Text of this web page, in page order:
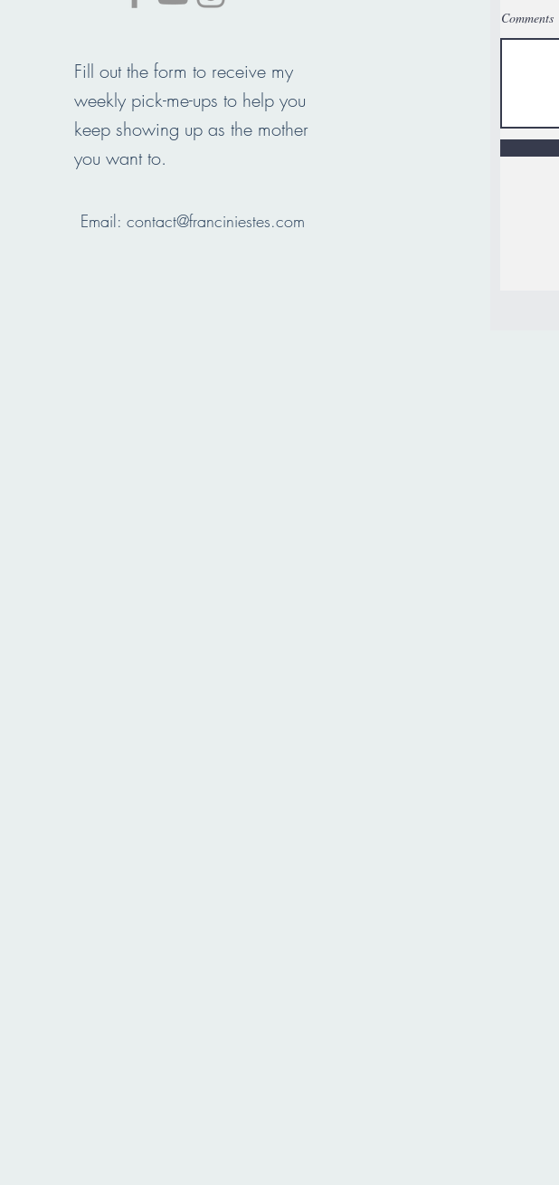
Fill out the form to receive my
weekly pick-me-ups to help you
keep showing up as the mother
you want to.
Email:contact@franciniestes.com
Comments